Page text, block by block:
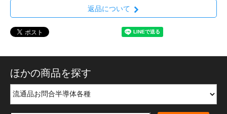
返品について
ほかの商品を探す